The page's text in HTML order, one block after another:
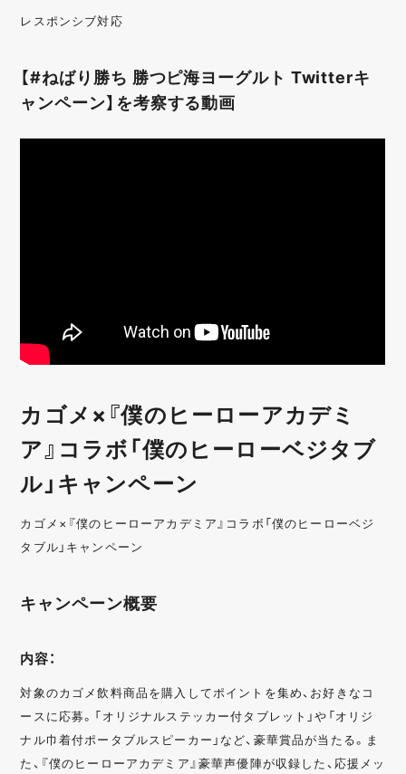
レスポンシブ対応
【#ねばり勝ち 勝つピ海ヨーグルト Twitterキ
ャンペーン】を考察する動画
カゴメ×『僕のヒーローアカデミ
ア』コラボ「僕のヒーローベジタブ
ル」キャンペーン
カゴメ×『僕のヒーローアカデミア』コラボ「僕のヒーローベジ
タブル」キャンペーン
キャンペーン概要
内容：
対象のカゴメ飲料商品を購入してポイントを集め、お好きなコ
ースに応募。「オリジナルステッカー付タブレット」や「オリジ
ナル巾着付ポータブルスピーカー」など、豪華賞品が当たる。ま
た、『僕のヒーローアカデミア』豪華声優陣が収録した、応援メッ